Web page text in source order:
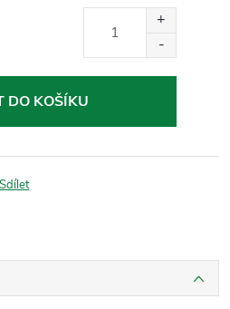
DO KOŠÍKU
Sdílet